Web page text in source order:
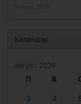
Календар
август 2026
П
В
3
4